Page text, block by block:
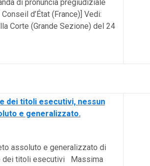
di pronuncia pregiudiziale
d’État (France)] Vedi:
Corte (Grande Sezione) del 24
dei titoli esecutivi, nessun
e generalizzato.
assoluto e generalizzato di
dei titoli esecutivi Massima